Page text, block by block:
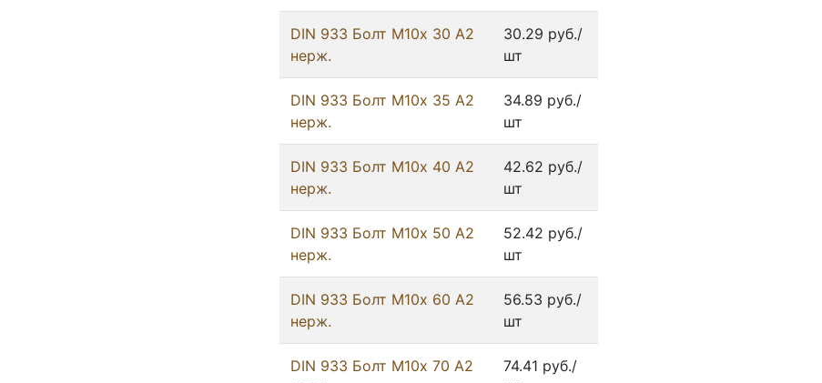
DIN 933 Болт М10х 30 А2
нерж.
30.29 руб./
шт
DIN 933 Болт М10х 35 А2
нерж.
34.89 руб./
шт
DIN 933 Болт М10х 40 А2
нерж.
42.62 руб./
шт
DIN 933 Болт М10х 50 А2
нерж.
52.42 руб./
шт
DIN 933 Болт М10х 60 А2
нерж.
56.53 руб./
шт
DIN 933 Болт М10х 70 А2
74.41 руб./